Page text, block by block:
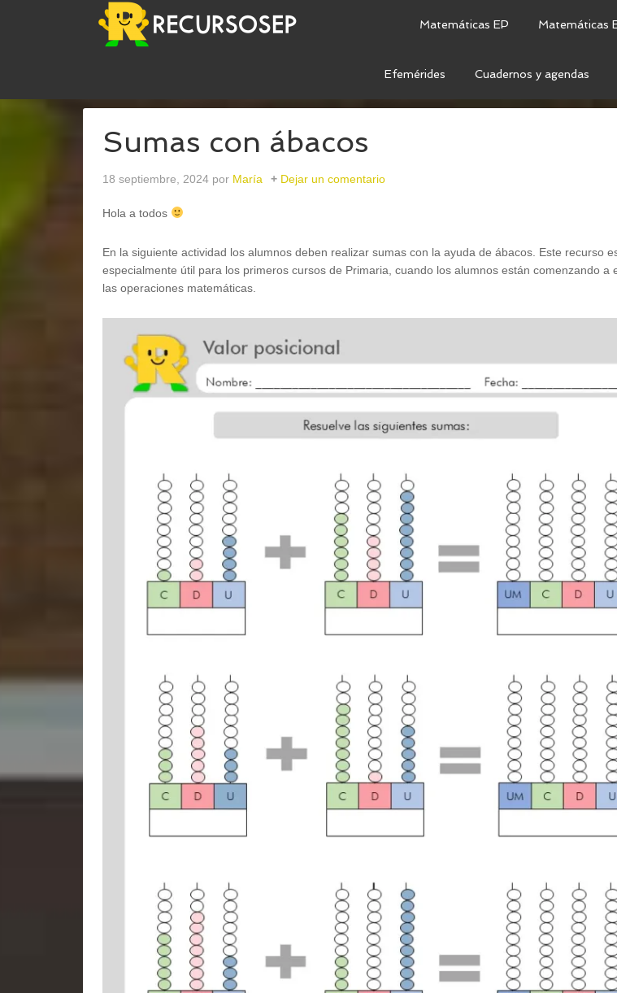
Matemáticas EP Matemáticas
Efemérides Cuadernos y agendas
Sumas con ábacos
18 septiembre, 2024 por María Dejar un comentario
Hola a todos
En la siguiente actividad los alumnos deben realizar sumas con la ayuda de ábacos. Este recurso
especialmente útil para los primeros cursos de Primaria, cuando los alumnos están comenzando a
las operaciones matemáticas.